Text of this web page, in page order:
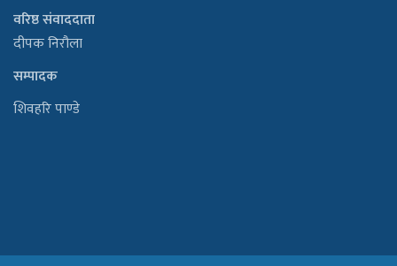
वरिष्ठ संवाददाता
दीपक निरौला
सम्पादक
शिवहरि पाण्डे